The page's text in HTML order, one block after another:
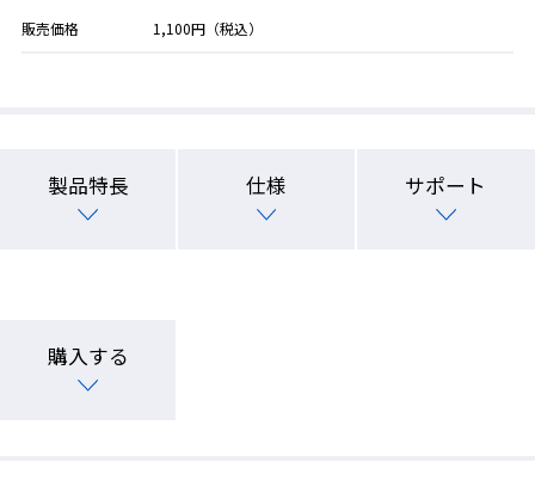
販売価格 1,100円（税込）
製品特長 仕様 サポート
購入する